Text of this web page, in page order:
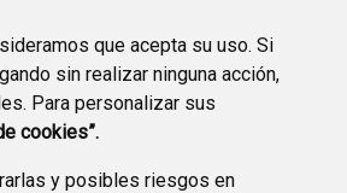
que acepta su uso. Si
sin realizar ninguna acción,
Para personalizar sus
cookies”.
y posibles riesgos en
POLÍTICA DE COOKIES